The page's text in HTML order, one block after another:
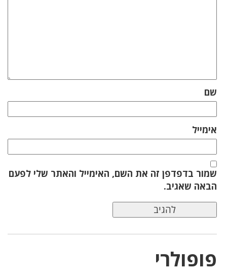
שם
אימייל
שמור בדפדפן זה את השם, האימייל והאתר שלי לפעם
הבאה שאגיב.
פופולרי